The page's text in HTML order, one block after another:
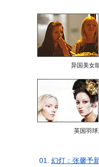
异国美女
英国羽
01. 幻灯：张馨予